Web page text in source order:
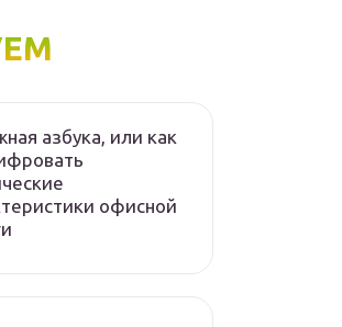
азбука, или как
офисной